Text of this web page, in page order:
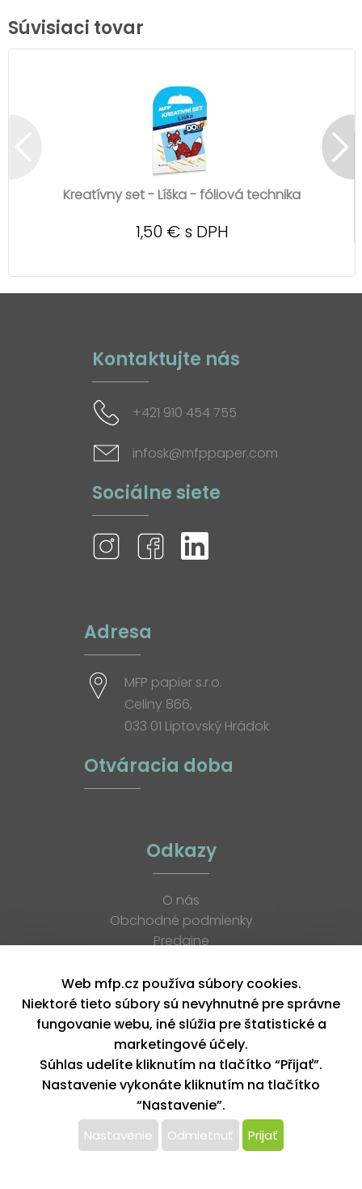
Súvisiaci tovar
Kreatívny set - Líška - fóliová technika
1,50 € s DPH
Kontaktujte nás
+421 910 454 755
infosk@mfppaper.com
Sociálne siete
Adresa
MFP papier s.r.o.
Celiny 866,
033 01 Liptovský Hrádok
Otváracia doba
Odkazy
O nás
Obchodné podmienky
Predajne
K stiahnutiu
Blog
Kontakt
Kariéra
XML feed
Copyright © 2026, MFP paper s. r. o. | Všetky práva vyhradené
design by MFP
Tento web používa k poskytovaniu služieb,
Web mfp.cz používa súbory cookies.
Niektoré tieto súbory sú nevyhnutné pre správne
fungovanie webu, iné slúžia pre štatistické a
marketingové účely.
Súhlas udelíte kliknutím na tlačítko “Přijať”.
Nastavenie vykonáte kliknutím na tlačítko
“Nastavenie”.
Nastavenie Odmietnuť Prijať